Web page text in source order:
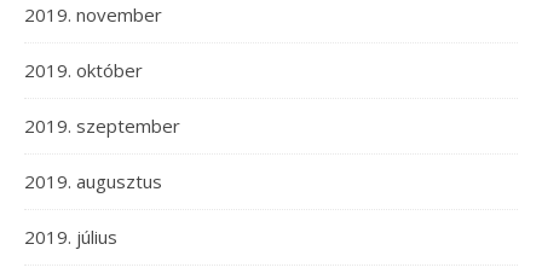
2019. november
2019. október
2019. szeptember
2019. augusztus
2019. július